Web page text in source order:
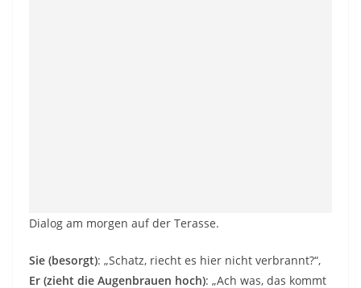
Dialog am morgen auf der Terasse.
Sie (besorgt): „Schatz, riecht es hier nicht verbrannt?“,
Er (zieht die Augenbrauen hoch): „Ach was, das kommt